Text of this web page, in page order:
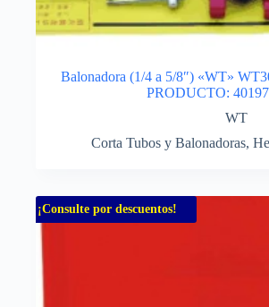
Balonadora (1/4 a 5/8″) «WT»
PRODUCTO:
WT
Corta Tubos y Balonadoras,
¡Consulte por descuentos!